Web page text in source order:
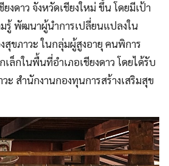
งดาว จังหวัดเชียงใหม่ ขึ้น โดยมีเป้า
รู้ พัฒนาผู้นำการเปลี่ยนแปลงใน
สุขภาวะ ในกลุ่มผู้สูงอายุ คนพิการ
เล็กในพื้นที่อำเภอเชียงดาว โดยได้รับ
ะ สำนักงานกองทุนการสร้างเสริมสุข